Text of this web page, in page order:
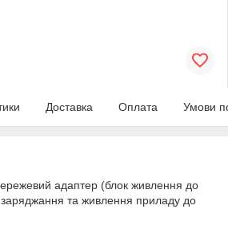
Доставка Оплата Умови
адаптер (блок живлення до
та живлення приладу до